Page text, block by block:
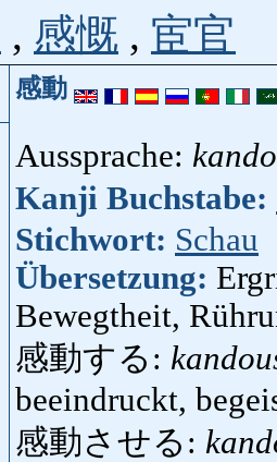
, 感慨 , 宦官
感動
Aussprache:
Kanji Buchstabe:
Stichwort: Schau
Übersetzung:
Bewegtheit,
感動する:
beeindruckt,
感動させる: